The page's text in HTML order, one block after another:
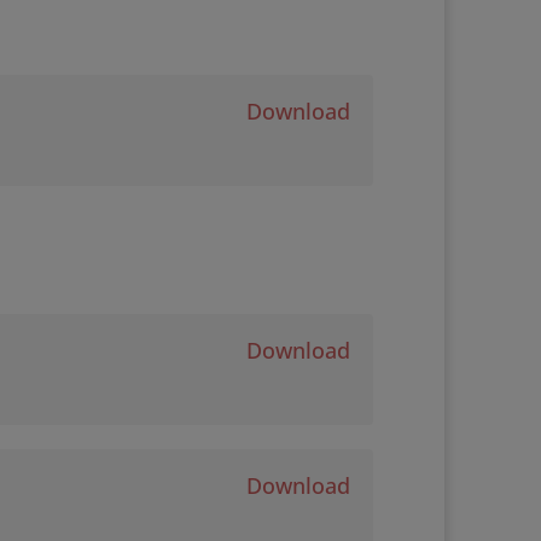
Download
Download
Download